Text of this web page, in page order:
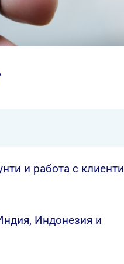
и работа с
Индонезия и